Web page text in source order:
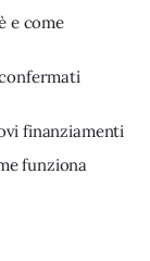
e come
finanziamenti
funziona